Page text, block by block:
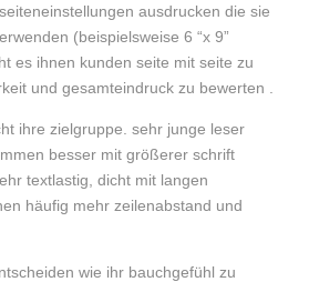
ausdrucken die sie
(beispielsweise 6 “x 9”
es ihnen kunden seite mit seite zu
und gesamteindruck zu bewerten .
ihre zielgruppe. sehr junge leser
besser mit größerer schrift
textlastig, dicht mit langen
häufig mehr zeilenabstand und
wie ihr bauchgefühl zu